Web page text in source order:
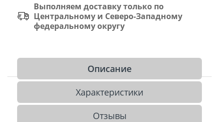
Выполняем доставку только по
Центральному и Северо-Западному
федеральному округу
Описание
Характеристики
Отзывы